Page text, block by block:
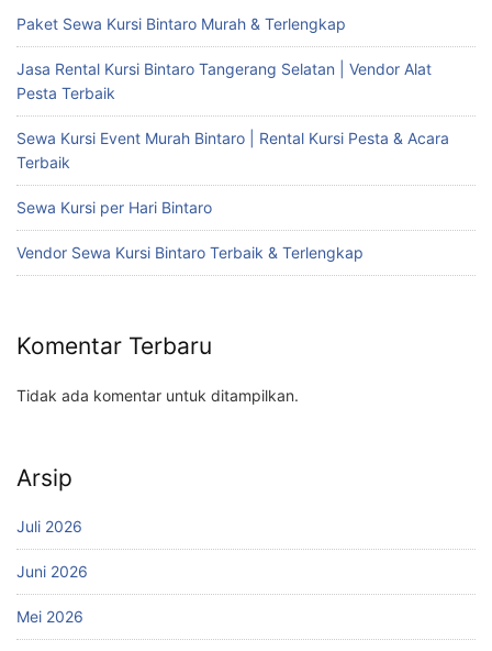
Paket Sewa Kursi Bintaro Murah & Terlengkap
Jasa Rental Kursi Bintaro Tangerang Selatan | Vendor Alat
Pesta Terbaik
Sewa Kursi Event Murah Bintaro | Rental Kursi Pesta & Acara
Terbaik
Sewa Kursi per Hari Bintaro
Vendor Sewa Kursi Bintaro Terbaik & Terlengkap
Komentar Terbaru
Tidak ada komentar untuk ditampilkan.
Arsip
Juli 2026
Juni 2026
Mei 2026